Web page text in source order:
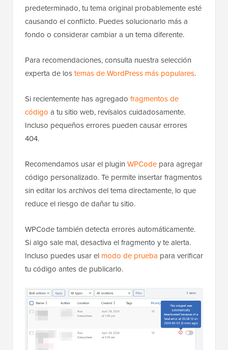
predeterminado, tu tema original probablemente esté
causando el conflicto. Puedes solucionarlo más a
fondo o considerar cambiar a un tema diferente.
Para recomendaciones, consulta nuestra selección
experta de lostemas de WordPress más populares.
Si recientemente has agregado fragmentos de
código a tu sitio web, revísalos cuidadosamente.
Incluso pequeños errores pueden causar errores
404.
Recomendamos usar el plugin WPCode para agregar
código personalizado. Te permite insertar fragmentos
sin editar los archivos del tema directamente, lo que
reduce el riesgo de dañar tu sitio.
WPCode también detecta errores automáticamente.
Si algo sale mal, desactiva el fragmento y te alerta.
Incluso puedes usar el modo de prueba para verificar
tu código antes de publicarlo.